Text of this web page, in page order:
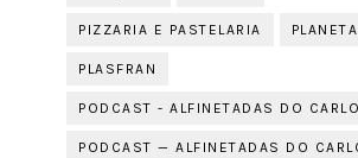
PIZZARIA E PASTELARIA PLANETA
PLASFRAN
PODCAST - ALFINETADAS DO
PODCAST — ALFINETADAS DO